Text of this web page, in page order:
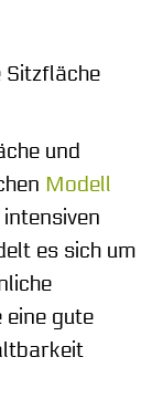
Sitzfläche
und
Modell
es sich um
gute